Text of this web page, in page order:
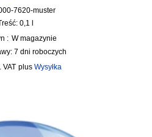
7620-muster
0,1 l
: W magazynie
7 dni roboczych
VAT plus Wysyłka